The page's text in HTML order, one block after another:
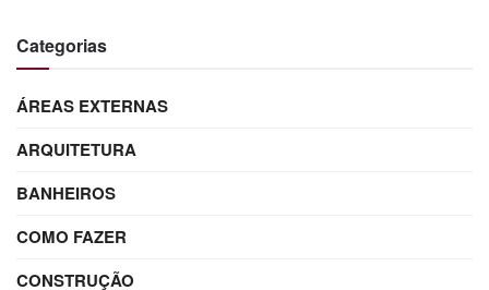
Categorias
ÁREAS EXTERNAS
ARQUITETURA
BANHEIROS
COMO FAZER
CONSTRUÇÃO